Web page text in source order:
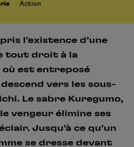
Action
l’existence d’une
tout droit à la
est entreposé
vers les sous-
Le sabre Kuregumo,
vengeur élimine ses
Jusqu’à ce qu’un
se dresse devant